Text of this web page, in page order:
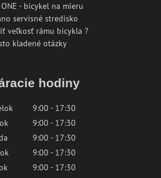
- bicykel na mieru
servisné stredisko
veľkosť rámu bicykla ?
kladené otázky
hodiny
9:00 - 17:30
9:00 - 17:30
9:00 - 17:30
9:00 - 17:30
9:00 - 17:30